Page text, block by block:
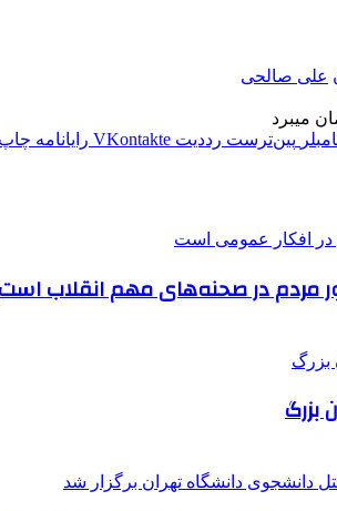
علی صالحی
‫پین‌ترست ‫رددیت ‫VKontakte رایانامه چاپ
مردم در صحنه‌های مهم انقلاب